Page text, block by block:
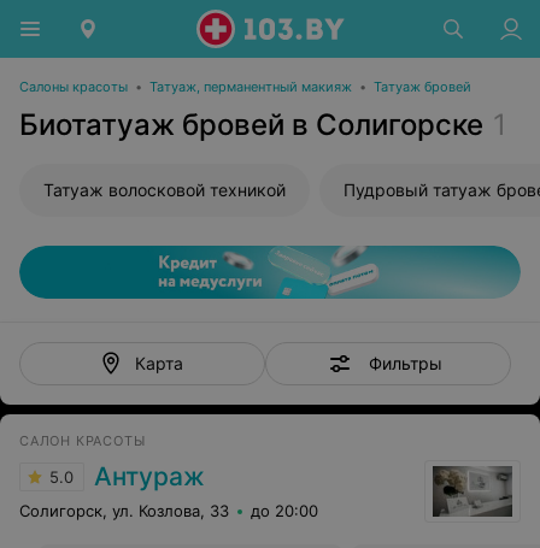
Салоны красоты • Татуаж, перманентный макияж • Татуаж бровей
Биотатуаж бровей в Солигорске 1
Татуаж волосковой техникой Пудровый татуаж
Карта Фильтры
САЛОН КРАСОТЫ
5.0 Антураж
Солигорск, ул. Козлова, 33 до 20:00